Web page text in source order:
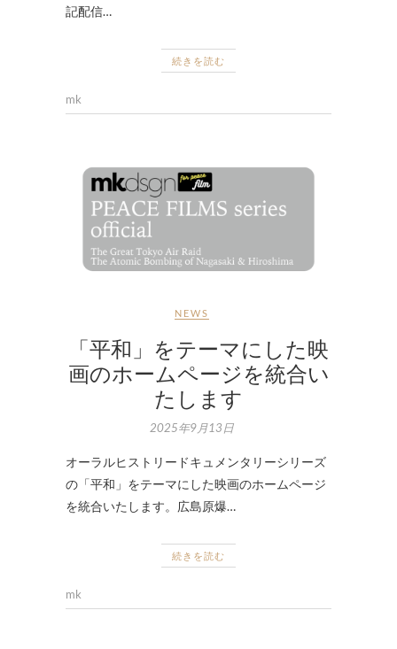
記配信…
続きを読む
mk
NEWS
「平和」をテーマにした映
画のホームページを統合い
たします
2025年9月13日
オーラルヒストリードキュメンタリーシリーズ
の「平和」をテーマにした映画のホームページ
を統合いたします。広島原爆…
続きを読む
mk